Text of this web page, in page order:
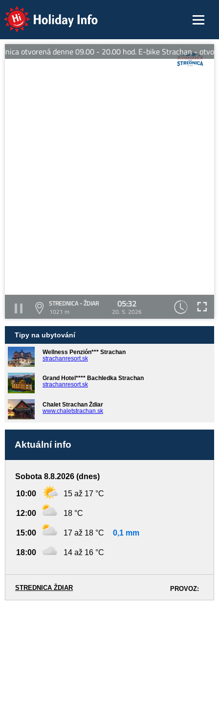
Holiday Info
otvorená denne 09.00 - 20.00 hod. E-bike Strachan -
STREDNICA - ŽDIAR
1021 m
05:32
20. 5. 2026
Tipy na ubytování
Wellness Penzión*** Strachan
strachanresort.sk
Grand Hotel**** Bachledka Strachan
strachanresort.sk
Chalet Strachan Ždiar
www.chaletstrachan.sk
Aktuální info
Sobota 8.8.2026 (dnes)
10:00 15 až 17 °C
12:00 18 °C
15:00 17 až 18 °C 0,1 mm
18:00 14 až 16 °C
PROVOZ:
STREDNICA ŽDIAR